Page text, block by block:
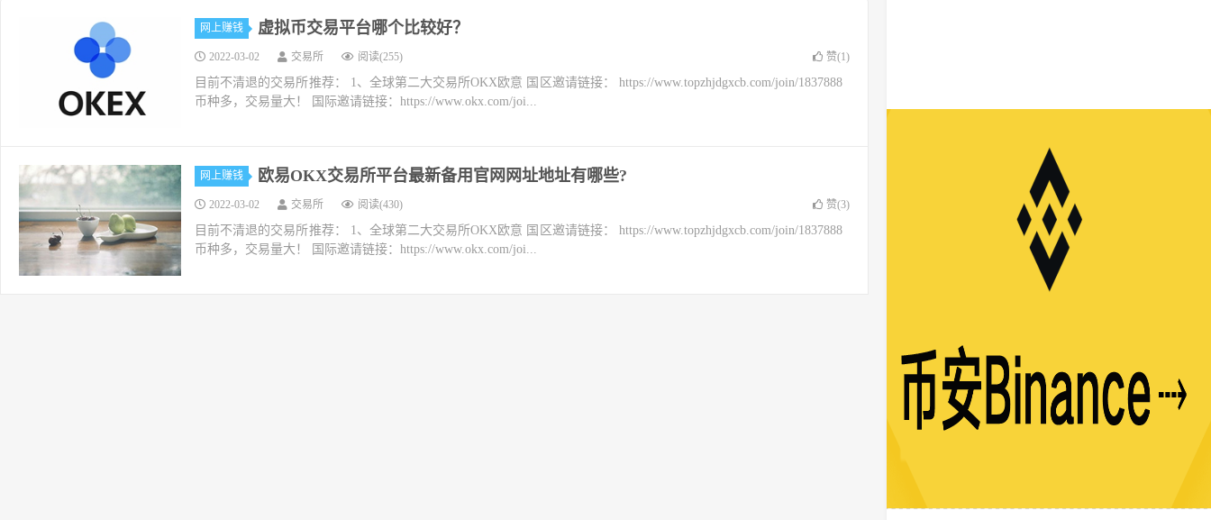
网上赚钱 虚拟币交易平台哪个比较好？
2022-03-02 交易所 阅读(255) 赞(1)
目前不清退的交易所推荐： 1、全球第二大交易所OKX欧意 国区邀请链接： https://www.topzhjdgxcb.com/join/1837888
币种多，交易量大！ 国际邀请链接：https://www.okx.com/joi...
网上赚钱 欧易OKX交易所平台最新备用官网网址地址有哪些?
2022-03-02 交易所 阅读(430) 赞(3)
目前不清退的交易所推荐： 1、全球第二大交易所OKX欧意 国区邀请链接： https://www.topzhjdgxcb.com/join/1837888
币种多，交易量大！ 国际邀请链接：https://www.okx.com/joi...